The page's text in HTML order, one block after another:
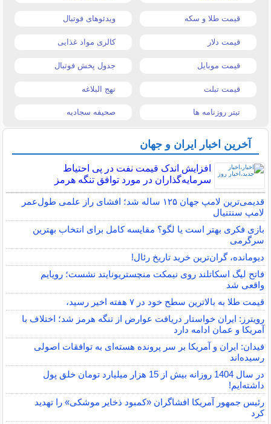
قیمت طلا و سکه ویدئوهای فوتبال
قیمت دلار کالری مواد غذایی
قیمت موبایل جدول پخش فوتبال
قیمت تبلت نهج البلاغه
تیتر روزنامه ها صحیفه سجادیه
آخرین اخبار ایران و جهان
افزایش اندک قیمت نفت در پی احتیاط
سرمایه‌گذاران در مورد توافق تنگه هرمز
قدیمی‌ترین لامپ جهان ۱۲۵ ساله شد؛ افشای راز علمی طول‌عمر
لامپ سنتنیال
بازی فکری بهتر است یا لگو؟ مقایسه کامل برای انتخاب بهترین
سرگرمی
دیومانده، گران‌ترین خرید تاریخ رئال!
فاتح لیگ اسکاتلند روی نیمکت منچستریونایتد نشست؛ رویایم
واقعی شد
قیمت طلا به بالاترین سطح خود در ۷ هفته اخیر رسید،
رویترز: ایران خواستار دریافت عوارض از تنگه هرمز شد؛ اختلاف با
آمریکا و عمان ادامه دارد
فیدان: ایران و آمریکا بر سر پرونده هسته‌ای به توافقات اصولی
رسیده‌اند
در سال 1404 روزانه بیش از 15 هزار میلیارد تومان خلق پول
داشته‌ایم!
رئیس جمهور آمریکا افشاگران «کمبود ذخایر موشکی» را تهدید
کرد